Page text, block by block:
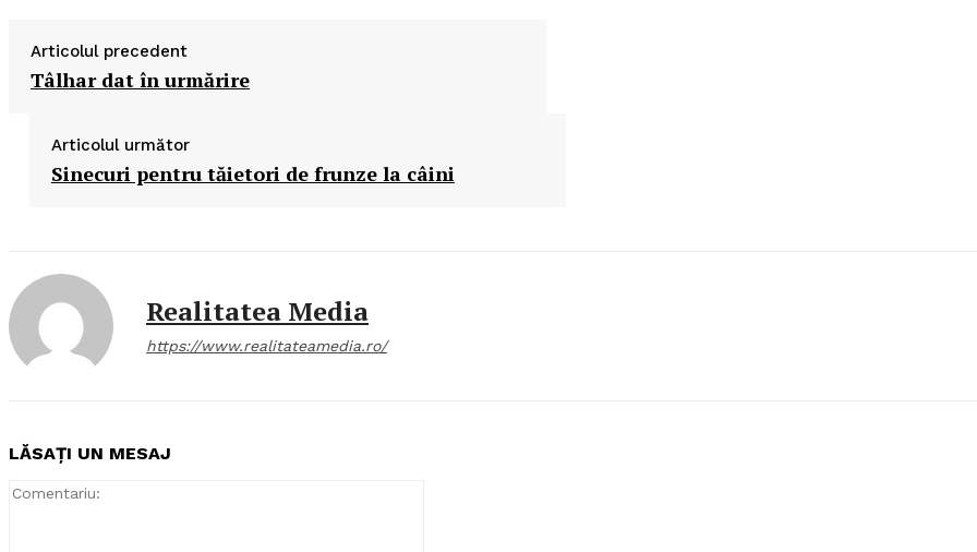
Articolul precedent
Tâlhar dat în urmărire
Articolul următor
Sinecuri pentru tăietori de frunze la câini
Realitatea Media
https://www.realitateamedia.ro/
LĂSAȚI UN MESAJ